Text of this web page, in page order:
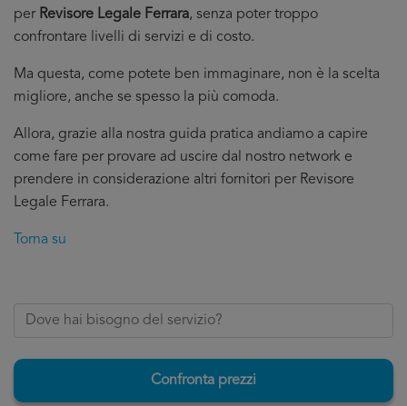
per Revisore Legale Ferrara, senza poter troppo
confrontare livelli di servizi e di costo.
Ma questa, come potete ben immaginare, non è la scelta
migliore, anche se spesso la più comoda.
Allora, grazie alla nostra guida pratica andiamo a capire
come fare per provare ad uscire dal nostro network e
prendere in considerazione altri fornitori per Revisore
Legale Ferrara.
Torna su
Confronta prezzi